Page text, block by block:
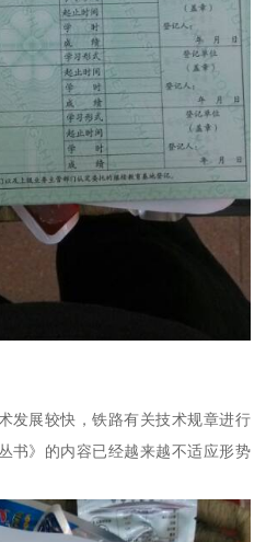
发展较快，铁路有关技术规章进行
书》的内容已经越来越不适应形势